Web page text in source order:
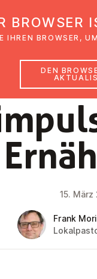
Glaubensimpulse
15. März
Frank
BROWSER
IHREN BROWSER,
DEN